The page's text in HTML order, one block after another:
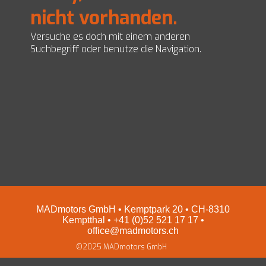
Impressum und Datenschutz
EZ Servolenkungen
Shop
nicht vorhanden.
Versuche es doch mit einem anderen
Suchbegriff oder benutze die Navigation.
MADmotors GmbH • Kemptpark 20 • CH-8310
Kemptthal • +41 (0)52 521 17 17 •
office@madmotors.ch
©2025 MADmotors GmbH